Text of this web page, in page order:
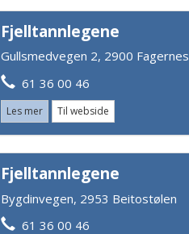
Fjelltannlegene
Gullsmedvegen 2, 2900 Fagernes
61 36 00 46
Les mer Til webside
Fjelltannlegene
Bygdinvegen, 2953 Beitostølen
61 36 00 46